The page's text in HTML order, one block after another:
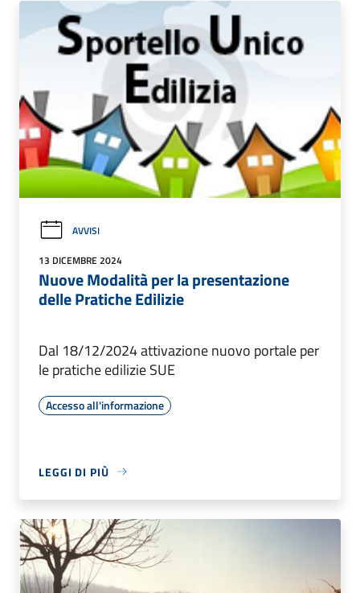
AVVISI
13 DICEMBRE 2024
Nuove Modalità per la presentazione
delle Pratiche Edilizie
Dal 18/12/2024 attivazione nuovo portale per
le pratiche edilizie SUE
Accesso all'informazione
LEGGI DI PIÙ